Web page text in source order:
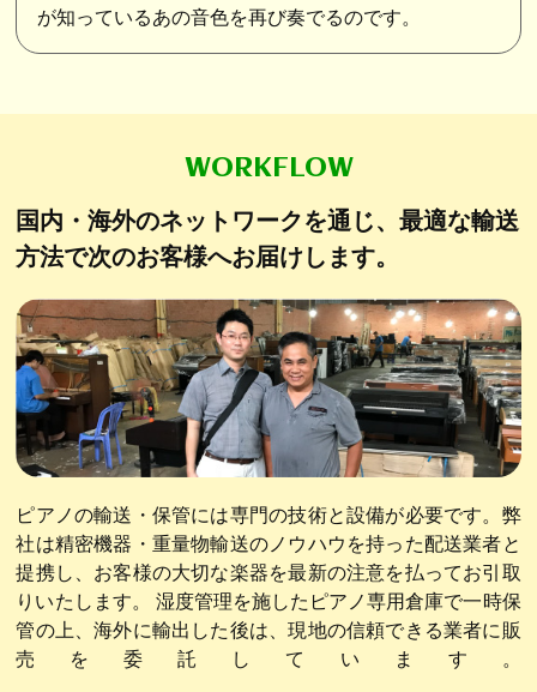
が知っているあの音色を再び奏でるのです。
WORKFLOW
国内・海外のネットワークを通じ、最適な輸送
方法で次のお客様へお届けします。
ピアノの輸送・保管には専門の技術と設備が必要です。弊
社は精密機器・重量物輸送のノウハウを持った配送業者と
提携し、お客様の大切な楽器を最新の注意を払ってお引取
りいたします。 湿度管理を施したピアノ専用倉庫で一時保
管の上、海外に輸出した後は、現地の信頼できる業者に販
売を委託しています。